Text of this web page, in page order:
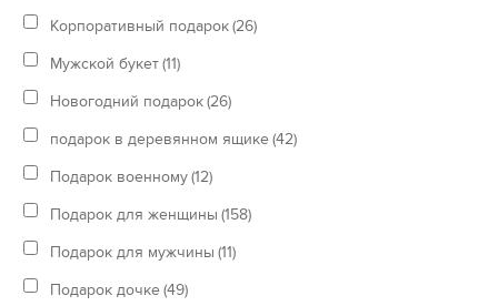
Корпоративный подарок(26)
Мужской букет(11)
Новогодний подарок(26)
подарок в деревянном ящике(42)
Подарок военному(12)
Подарок для женщины (158)
Подарок для мужчины (11)
Подарок дочке(49)